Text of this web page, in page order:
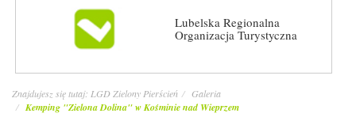
Lubelska Regionalna
Organizacja Turystyczna
Znajdujesz się tutaj: LGD Zielony Pierścień Galeria
Kemping "Zielona Dolina" w Kośminie nad Wieprzem